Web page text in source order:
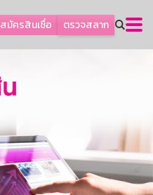
สมัครสินเชื่อ ตรวจสลาก